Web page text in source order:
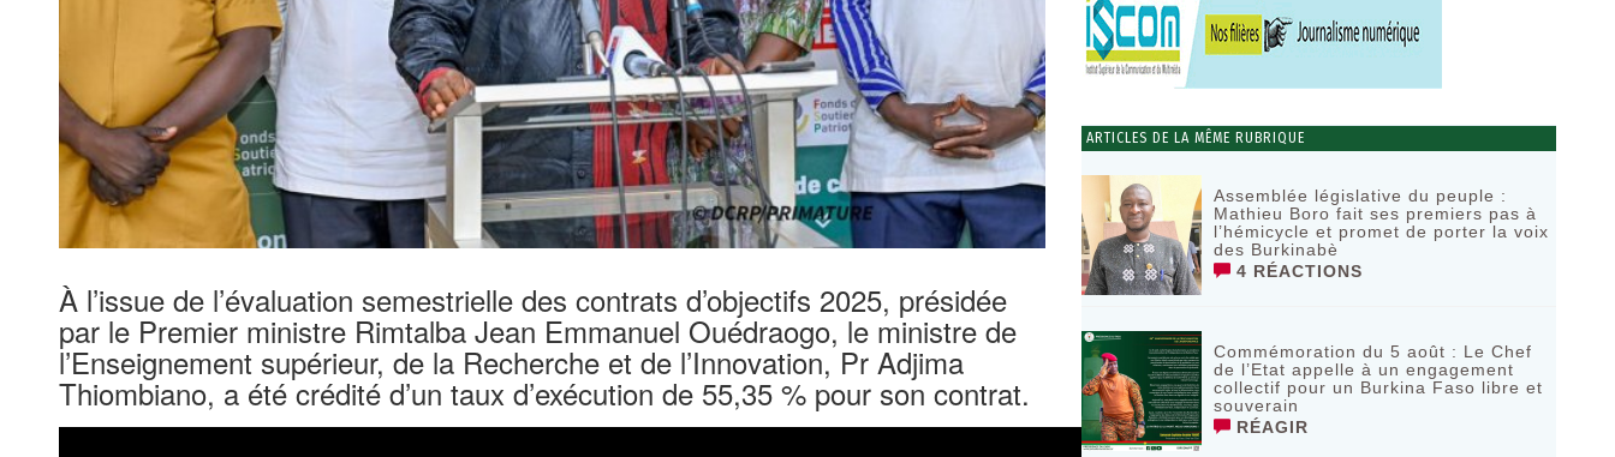
À l’issue de l’évaluation semestrielle des contrats d’objectifs 2025, présidée
par le Premier ministre Rimtalba Jean Emmanuel Ouédraogo, le ministre de
l’Enseignement supérieur, de la Recherche et de l’Innovation, Pr Adjima
Thiombiano, a été crédité d’un taux d’exécution de 55,35 % pour son contrat.
ARTICLES DE LA MÊME RUBRIQUE
Assemblée législative du peuple :
Mathieu Boro fait ses premiers pas à
l’hémicycle et promet de porter la voix
des Burkinabè
4 RÉACTIONS
Commémoration du 5 août : Le Chef
de l’Etat appelle à un engagement
collectif pour un Burkina Faso libre et
souverain
RÉAGIR